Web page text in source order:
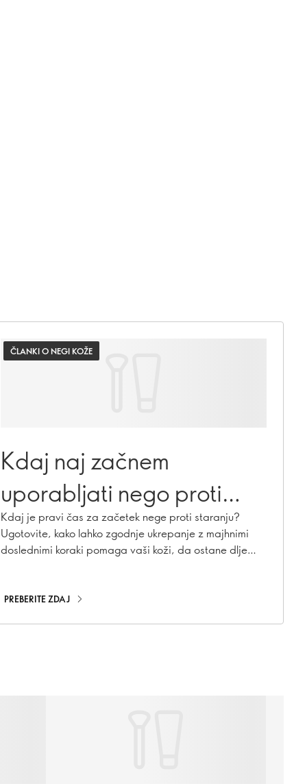
ČLANKI O NEGI KOŽE
Kdaj naj začnem
uporabljati nego proti
staranju?
Kdaj je pravi čas za začetek nege proti staranju?
Ugotovite, kako lahko zgodnje ukrepanje z majhnimi
doslednimi koraki pomaga vaši koži, da ostane dlje
PREBERITE ZDAJ